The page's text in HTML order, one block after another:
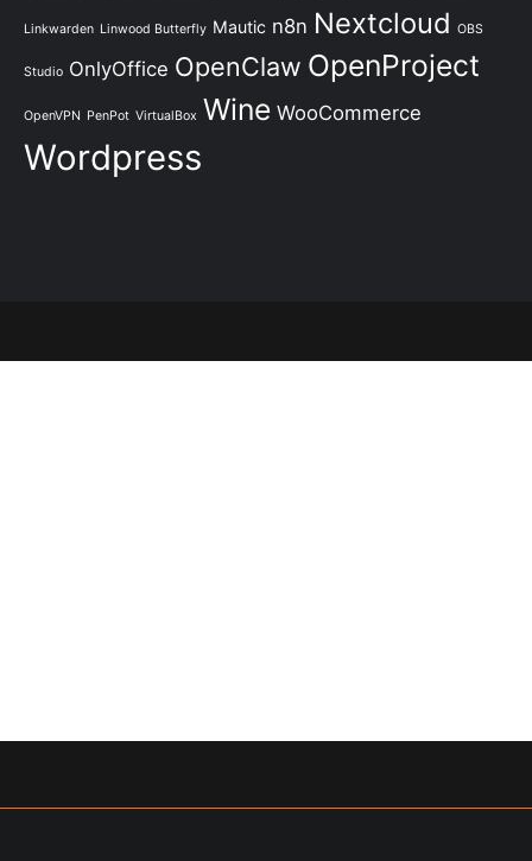
Linkwarden Linwood Butterfly Mautic n8n Nextcloud OBS
Studio OnlyOffice OpenClaw OpenProject
OpenVPN PenPot VirtualBox Wine WooCommerce
Wordpress